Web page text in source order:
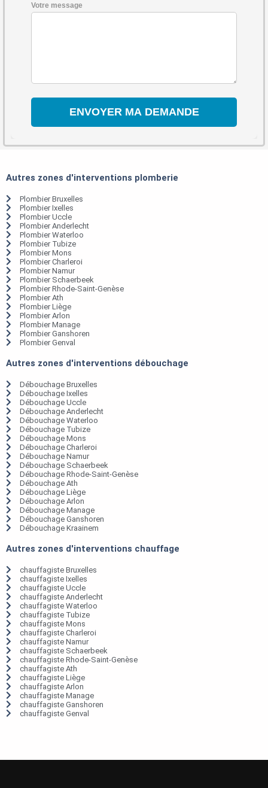
Votre message
Autres zones d'interventions plomberie
Plombier Bruxelles
Plombier Ixelles
Plombier Uccle
Plombier Anderlecht
Plombier Waterloo
Plombier Tubize
Plombier Mons
Plombier Charleroi
Plombier Namur
Plombier Schaerbeek
Plombier Rhode-Saint-Genèse
Plombier Ath
Plombier Liège
Plombier Arlon
Plombier Manage
Plombier Ganshoren
Plombier Genval
Autres zones d'interventions débouchage
Débouchage Bruxelles
Débouchage Ixelles
Débouchage Uccle
Débouchage Anderlecht
Débouchage Waterloo
Débouchage Tubize
Débouchage Mons
Débouchage Charleroi
Débouchage Namur
Débouchage Schaerbeek
Débouchage Rhode-Saint-Genèse
Débouchage Ath
Débouchage Liège
Débouchage Arlon
Débouchage Manage
Débouchage Ganshoren
Débouchage Kraainem
Autres zones d'interventions chauffage
chauffagiste Bruxelles
chauffagiste Ixelles
chauffagiste Uccle
chauffagiste Anderlecht
chauffagiste Waterloo
chauffagiste Tubize
chauffagiste Mons
chauffagiste Charleroi
chauffagiste Namur
chauffagiste Schaerbeek
chauffagiste Rhode-Saint-Genèse
chauffagiste Ath
chauffagiste Liège
chauffagiste Arlon
chauffagiste Manage
chauffagiste Ganshoren
chauffagiste Genval